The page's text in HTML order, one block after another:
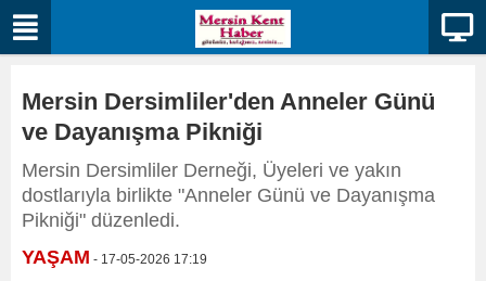
Mersin Dersimliler'den Anneler Günü
ve Dayanışma Pikniği
Mersin Dersimliler Derneği, Üyeleri ve yakın
dostlarıyla birlikte "Anneler Günü ve Dayanışma
Pikniği" düzenledi.
YAŞAM - 17-05-2026 17:19